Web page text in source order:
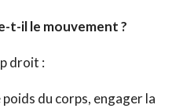
t-il le mouvement ?
droit :
du corps, engager la